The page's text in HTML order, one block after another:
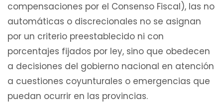
compensaciones por el Consenso Fiscal), las no
automáticas o discrecionales no se asignan
por un criterio preestablecido ni con
porcentajes fijados por ley, sino que obedecen
a decisiones del gobierno nacional en atención
a cuestiones coyunturales o emergencias que
puedan ocurrir en las provincias.